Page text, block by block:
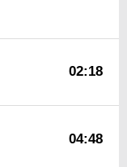
02:18
04:48